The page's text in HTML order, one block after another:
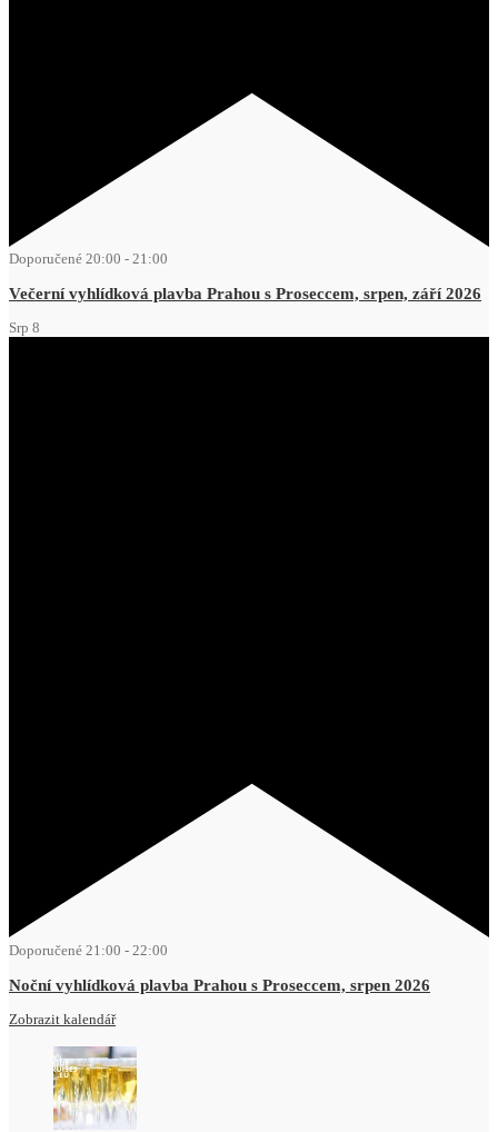
Doporučené 20:00 - 21:00
Večerní vyhlídková plavba Prahou s Proseccem, srpen, září 2026
Srp 8
Doporučené 21:00 - 22:00
Noční vyhlídková plavba Prahou s Proseccem, srpen 2026
Zobrazit kalendář